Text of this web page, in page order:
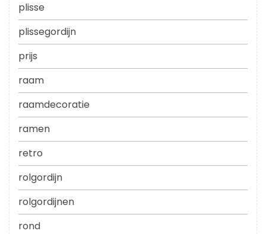
plisse
plissegordijn
prijs
raam
raamdecoratie
ramen
retro
rolgordijn
rolgordijnen
rond